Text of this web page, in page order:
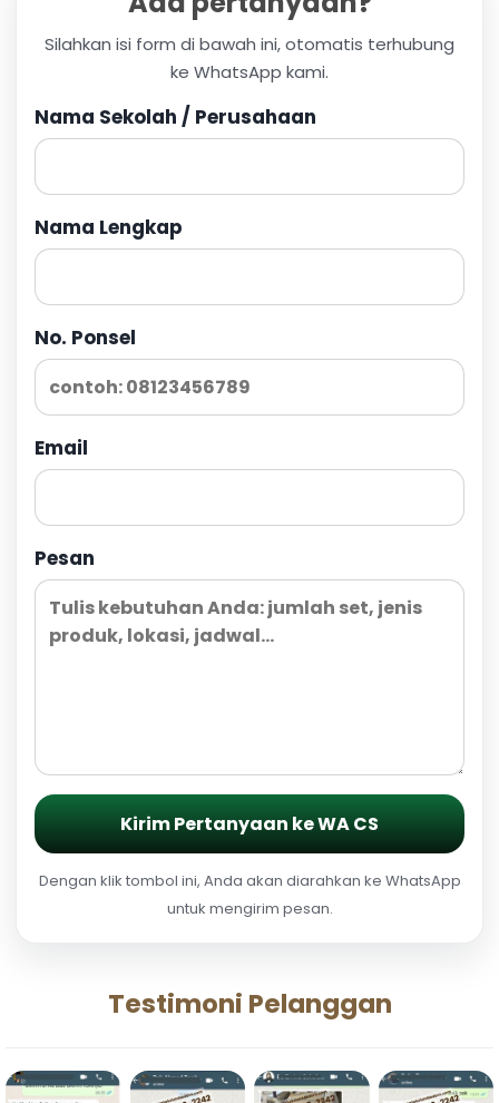
Silahkan isi form di bawah ini, otomatis terhubung
ke WhatsApp kami.
Nama Sekolah / Perusahaan
Nama Lengkap
No. Ponsel
Email
Pesan
Kirim Pertanyaan ke WA CS
Dengan klik tombol ini, Anda akan diarahkan ke WhatsApp
untuk mengirim pesan.
Testimoni Pelanggan